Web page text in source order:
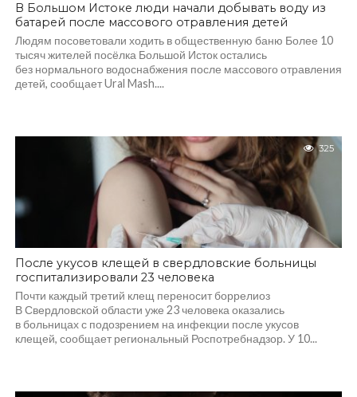
В Большом Истоке люди начали добывать воду из
батарей после массового отравления детей
Людям посоветовали ходить в общественную баню Более 10
тысяч жителей посёлка Большой Исток остались
без нормального водоснабжения после массового отравления
детей, сообщает Ural Mash....
325
После укусов клещей в свердловские больницы
госпитализировали 23 человека
Почти каждый третий клещ переносит боррелиоз
В Свердловской области уже 23 человека оказались
в больницах с подозрением на инфекции после укусов
клещей, сообщает региональный Роспотребнадзор. У 10...